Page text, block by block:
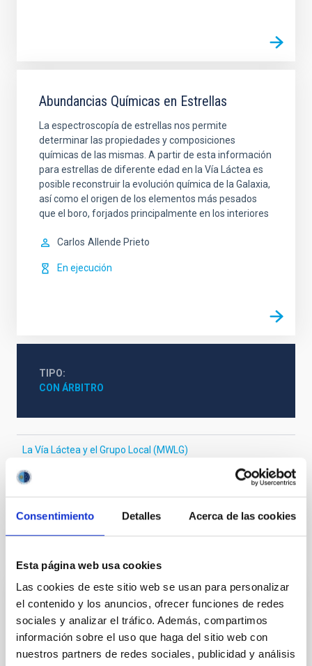
Consentimiento Detalles Acerca de las cookies
Esta página web usa cookies
Las cookies de este sitio web se usan para personalizar
el contenido y los anuncios, ofrecer funciones de redes
sociales y analizar el tráfico. Además, compartimos
información sobre el uso que haga del sitio web con
nuestros partners de redes sociales, publicidad y análisis
Abundancias Químicas en Estrellas
La espectroscopía de estrellas nos permite
determinar las propiedades y composiciones
químicas de las mismas. A partir de esta información
para estrellas de diferente edad en la Vía Láctea es
posible reconstruir la evolución química de la Galaxia,
así como el origen de los elementos más pesados
que el boro, forjados principalmente en los interiores
Carlos Allende Prieto
En ejecución
TIPO
CON ÁRBITRO
La Vía Láctea y el Grupo Local (MWLG)
Física estelar e interestelar (FEEI)
Técnicas
Te puede interesar
CON ÁRBITRO
Magnetic Field Alignment with Dense
Cores in the Transition between Cloud and